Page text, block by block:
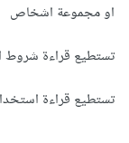
او مجموعة اشخاص
تستطيع قراءة
تستطيع قراءة